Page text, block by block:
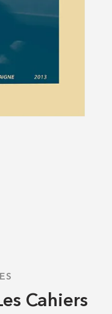
Cahiers